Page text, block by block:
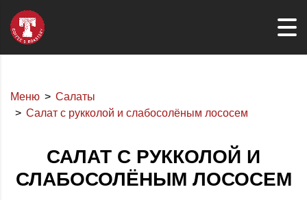
Меню
Салаты
Салат с рукколой и слабосолёным лососем
САЛАТ С РУККОЛОЙ И
СЛАБОСОЛЁНЫМ ЛОСОСЕМ